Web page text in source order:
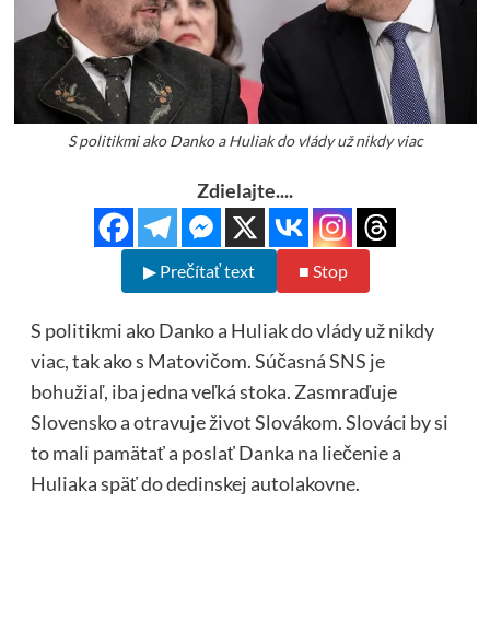
S politikmi ako Danko a Huliak do vlády už nikdy viac
Zdielajte....
▶ Prečítať text ■ Stop
S politikmi ako Danko a Huliak do vlády už nikdy
viac, tak ako s Matovičom. Súčasná SNS je
bohužiaľ, iba jedna veľká stoka. Zasmraďuje
Slovensko a otravuje život Slovákom. Slováci by si
to mali pamätať a poslať Danka na liečenie a
Huliaka späť do dedinskej autolakovne.